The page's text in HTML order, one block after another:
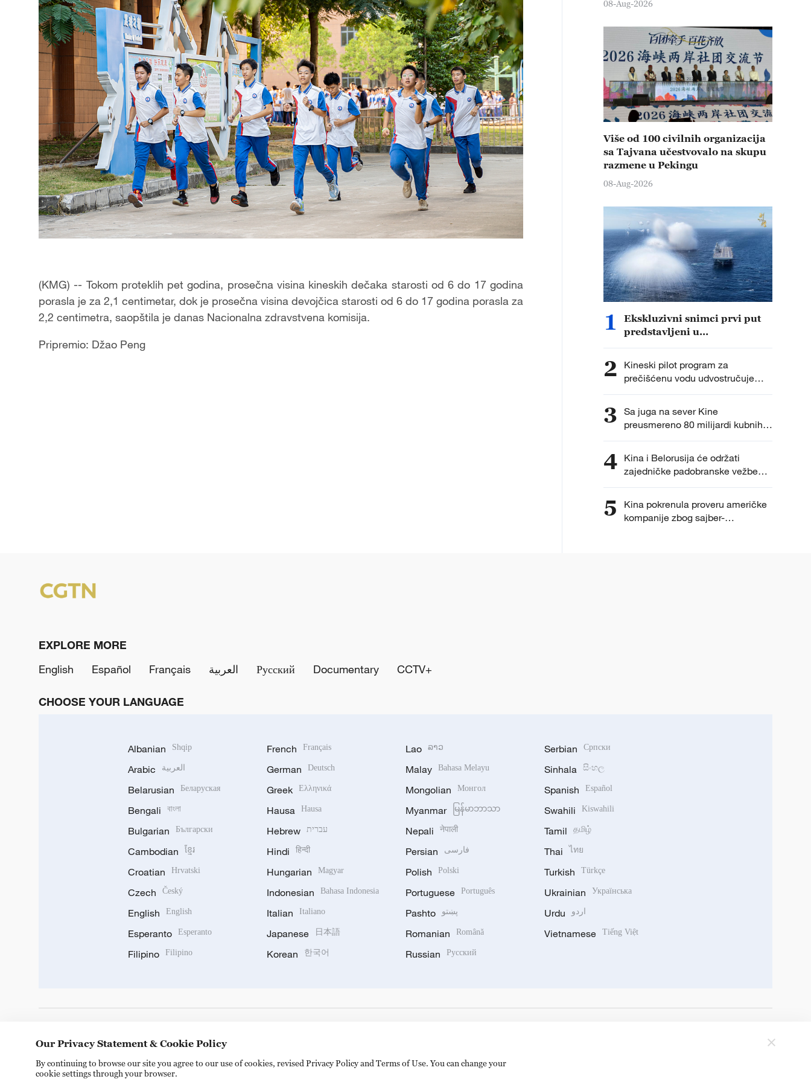
(KMG) -- Tokom proteklih pet godina, prosečna visina kineskih dečaka starosti od 6 do 17 godina
porasla je za 2,1 centimetar, dok je prosečna visina devojčica starosti od 6 do 17 godina porasla za
2,2 centimetra, saopštila je danas Nacionalna zdravstvena komisija.
Pripremio: Džao Peng
08-Aug-2026
Više od 100 civilnih organizacija
sa Tajvana učestvovalo na skupu
razmene u Pekingu
08-Aug-2026
1
Ekskluzivni snimci prvi put
predstavljeni u
2
Kineski pilot program za
prečišćenu vodu udvostručuje
potrošnju
3 Sa juga na sever Kine
preusmereno 80 milijardi kubnih
metara vode
4 Kina i Belorusija će održati
zajedničke padobranske vežbe
„Orao-2026“
5
Kina pokrenula proveru američke
kompanije zbog sajber-
EXPLORE MORE
English
Español Français العربية Русский Documentary CCTV+
CHOOSE YOUR LANGUAGE
Albanian Shqip
Arabic العربية
Belarusian Беларуская
Bengali বাংলা
Bulgarian Български
Cambodian ខ្មែរ
Croatian Hrvatski
Czech Český
English English
Esperanto Esperanto
Filipino Filipino
French Français
German Deutsch
Greek Ελληνικά
Hausa Hausa
Hebrew עברית
Hindi हिन्दी
Hungarian Magyar
Indonesian Bahasa Indonesia
Italian Italiano
Japanese 日本語
Korean 한국어
Lao ລາວ
Malay Bahasa Melayu
Mongolian Монгол
Myanmar မြန်မာဘာသာ
Nepali नेपाली
Persian فارسی
Polish Polski
Portuguese Português
Pashto پښتو
Romanian Română
Russian Русский
Serbian Српски
Sinhala සිංහල
Spanish Español
Swahili Kiswahili
Tamil தமிழ்
Thai ไทย
Turkish Türkçe
Ukrainian Українська
Urdu اردو
Vietnamese Tiếng Việt
Our Privacy Statement & Cookie Policy
By continuing to browse our site you agree to our use of cookies, revised Privacy Policy and Terms of Use. You can change your
cookie settings through your browser.